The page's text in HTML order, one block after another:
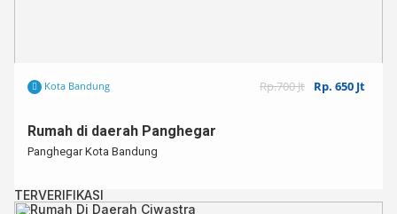
Kota Bandung Rp.700 Jt Rp. 650 Jt
Rumah di daerah Panghegar
Panghegar Kota Bandung
TERVERIFIKASI